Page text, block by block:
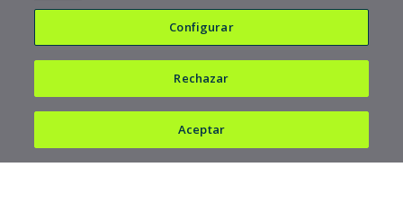
Política de privacidad
Política de cookies
Aviso legal
Configurar
Rechazar
Aceptar